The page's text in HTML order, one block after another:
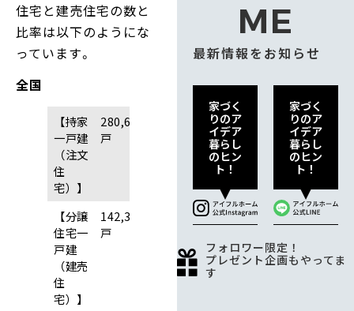
住宅と建売住宅の数と
比率は以下のようにな
っています。
全国
【持家
一戸建
（注文
住
宅）】
280,605
戸
【分譲
住宅一
戸建
（建売
住
宅）】
142,393
戸
ME
最新情報をお知らせ
家づく
りのア
イデア
暮らし
のヒン
ト！
家づく
りのア
イデア
暮らし
のヒン
ト！
フォロワー限定！
プレゼント企画もやってま
す